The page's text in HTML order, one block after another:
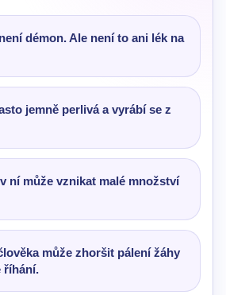
démon. Ale není to ani lék na
jemně perlivá a vyrábí se z
ní může vznikat malé množství
může zhoršit pálení žáhy
říhání.